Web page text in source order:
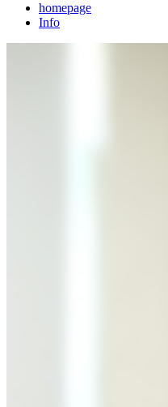
homepage
Info